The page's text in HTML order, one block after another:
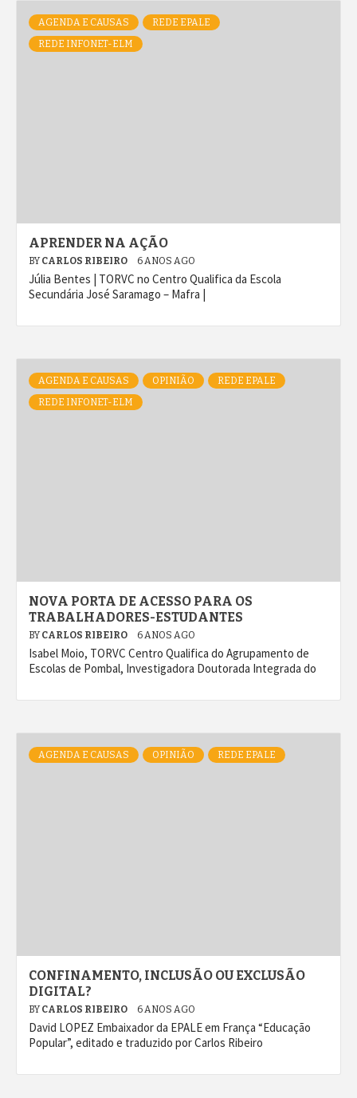
AGENDA E CAUSAS
REDE EPALE
REDE INFONET-ELM
APRENDER NA AÇÃO
BY CARLOS RIBEIRO 6 ANOS AGO
Júlia Bentes | TORVC no Centro Qualifica da Escola
Secundária José Saramago – Mafra |
AGENDA E CAUSAS OPINIÃO
REDE EPALE
REDE INFONET-ELM
NOVA PORTA DE ACESSO PARA OS
TRABALHADORES-ESTUDANTES
BY CARLOS RIBEIRO 6 ANOS AGO
Isabel Moio, TORVC Centro Qualifica do Agrupamento de
Escolas de Pombal, Investigadora Doutorada Integrada do
AGENDA E CAUSAS OPINIÃO REDE EPALE
CONFINAMENTO, INCLUSÃO OU EXCLUSÃO
DIGITAL?
BY CARLOS RIBEIRO 6 ANOS AGO
David LOPEZ Embaixador da EPALE em França “Educação
Popular”, editado e traduzido por Carlos Ribeiro